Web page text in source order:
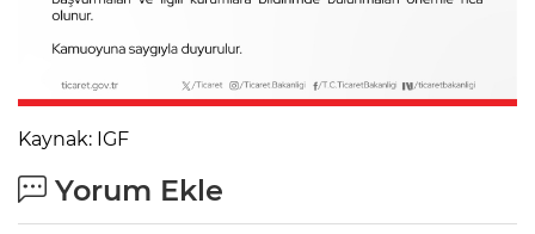
Kaynak: IGF
Yorum Ekle